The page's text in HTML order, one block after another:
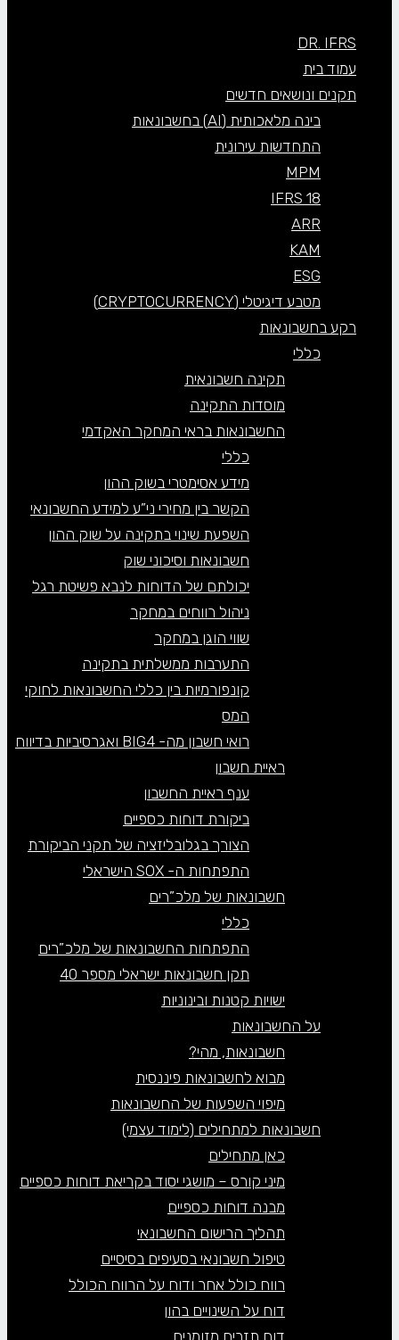
DR. IFRS
עמוד בית
תקנים ונושאים חדשים
בינה מלאכותית (AI) בחשבונאות
התחדשות עירונית
MPM
IFRS 18
ARR
KAM
ESG
מטבע דיגיטלי (CRYPTOCURRENCY)
רקע בחשבונאות
כללי
תקינה חשבונאית
מוסדות התקינה
החשבונאות בראי המחקר האקדמי
כללי
מידע אסימטרי בשוק ההון
הקשר בין מחירי ני”ע למידע החשבונאי
השפעת שינוי בתקינה על שוק ההון
חשבונאות וסיכוני שוק
יכולתם של הדוחות לנבא פשיטת רגל
ניהול רווחים במחקר
שווי הוגן במחקר
התערבות ממשלתית בתקינה
קונפורמיות בין כללי החשבונאות לחוקי
המס
רואי חשבון מה- BIG4 ואגרסיביות בדיווח
ראיית חשבון
ענף ראיית החשבון
ביקורת דוחות כספיים
הצורך בגלובליזציה של תקני הביקורת
התפתחות ה- SOX הישראלי
חשבונאות של מלכ”רים
כללי
התפתחות החשבונאות של מלכ”רים
תקן חשבונאות ישראלי מספר 40
ישויות קטנות ובינוניות
על החשבונאות
חשבונאות, מהי?
מבוא לחשבונאות פיננסית
מיפוי השפעות של החשבונאות
חשבונאות למתחילים (לימוד עצמי)
כאן מתחילים
מיני קורס – מושגי יסוד בקריאת דוחות כספיים
מבנה דוחות כספיים
תהליך הרישום החשבונאי
טיפול חשבונאי בסעיפים בסיסיים
רווח כולל אחר ודוח על הרווח הכולל
דוח על השינויים בהון